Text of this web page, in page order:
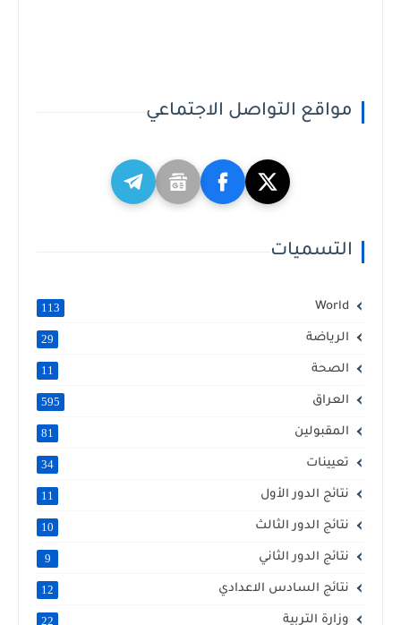
مواقع التواصل الاجتماعي
التسميات
World
113
الرياضة 29
الصحة 11
العراق 595
المقبولين 81
تعيينات 34
نتائج الدور الأول 11
نتائج الدور الثالث 10
نتائج الدور الثاني 9
نتائج السادس الاعدادي 12
وزارة التربية 22